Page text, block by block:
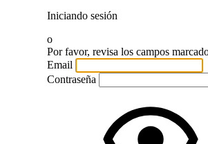
Iniciando sesión
o
Por favor, revisa los campos
Email
Contraseña